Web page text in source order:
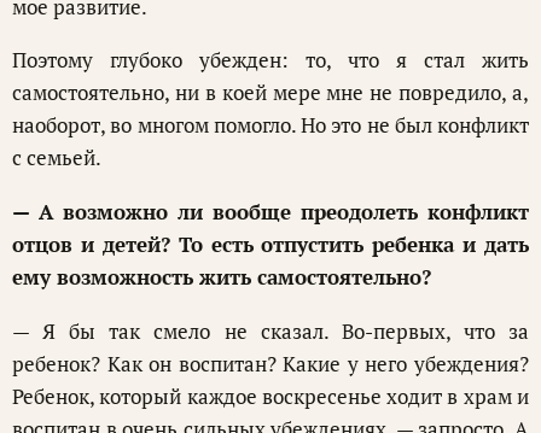
мое развитие.
Поэтому глубоко убежден: то, что я стал жить
самостоятельно, ни в коей мере мне не повредило, а,
наоборот, во многом помогло. Но это не был конфликт
с семьей.
— А возможно ли вообще преодолеть конфликт
отцов и детей? То есть отпустить ребенка и дать
ему возможность жить самостоятельно?
— Я бы так смело не сказал. Во-первых, что за
ребенок? Как он воспитан? Какие у него убеждения?
Ребенок, который каждое воскресенье ходит в храм и